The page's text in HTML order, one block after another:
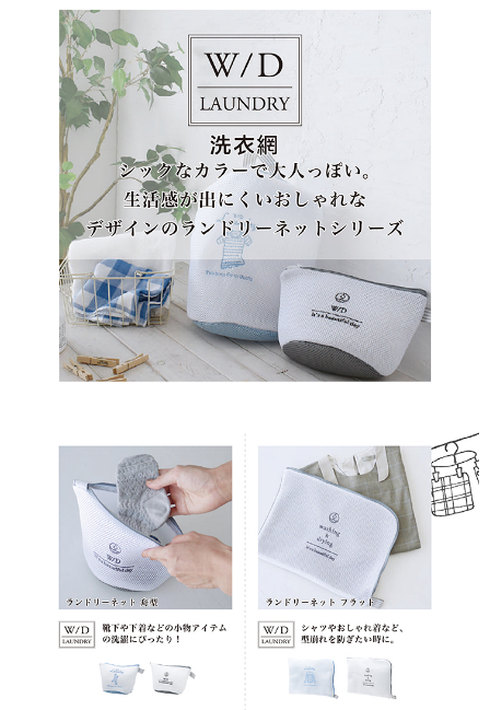
※ 請注意：結帳手續完成當下不需立刻繳費，但若您需要取消訂單，請聯絡
購買商品的店家。未經商家同意取消之訂單仍視為有效，需透過AFTEE先享
後付繳納相關費用。
※ 交易是否成功請以「AFTEE先享後付 」之結帳頁面顯示為準，若有關於
是否繳費成功／繳費後需取消欲退款等相關疑問，請聯繫「AFTEE先享後付
客戶支援中心」
https://netprotections.freshdesk.com/support/home
【注意事項】
１．透過由恩沛科技股份有限公司提供之「AFTEE先享後付」服務完成之交
易，需依本服務之必要範圍內提供個人資料，並將交易相關給付款項請求債
權轉讓予恩沛科技股份有限公司。
２．關於個人資料處理事宜，請瀏覽以下網址：
https://aftee.tw/terms/#terms3
３．未成年的使用者請事先徵得法定代理人或監護人之同意方可使用
「AFTEE先享後付」，若未經同意申辦者引起之損失，本公司不負相關責
４．使用「AFTEE先享後付」時，將依據個別帳號之用戶狀況，依本公司即
時審查核予不同之上限額度；若仍有額度不足之情形，本公司將視審查結果
請求用戶進行身份認證。
711-貨到付款
每筆NT$100，滿NT$2,000(含以上)免運費
711-純取貨
每筆NT$100，滿NT$2,000(含以上)免運費
宅配到家
每筆NT$100
水清淨宅配
每筆NT$100，滿NT$2,000(含以上)免運費